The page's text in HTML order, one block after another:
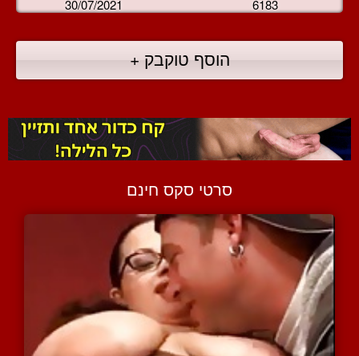
30/07/2021 6183
הוסף טוקבק +
סרטי סקס חינם